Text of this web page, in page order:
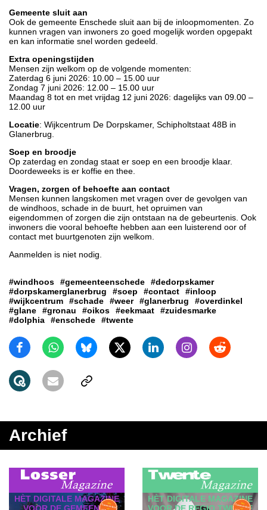
Gemeente sluit aan
Ook de gemeente Enschede sluit aan bij de inloopmomenten. Zo
kunnen vragen van inwoners zo goed mogelijk worden opgepakt
en kan informatie snel worden gedeeld.
Extra openingstijden
Mensen zijn welkom op de volgende momenten:
Zaterdag 6 juni 2026: 10.00 – 15.00 uur
Zondag 7 juni 2026: 12.00 – 15.00 uur
Maandag 8 tot en met vrijdag 12 juni 2026: dagelijks van 09.00 –
12.00 uur
Locatie: Wijkcentrum De Dorpskamer, Schipholtstaat 48B in
Glanerbrug.
Soep en broodje
Op zaterdag en zondag staat er soep en een broodje klaar.
Doordeweeks is er koffie en thee.
Vragen, zorgen of behoefte aan contact
Mensen kunnen langskomen met vragen over de gevolgen van
de windhoos, schade in de buurt, het opruimen van
eigendommen of zorgen die zijn ontstaan na de gebeurtenis. Ook
inwoners die vooral behoefte hebben aan een luisterend oor of
contact met buurtgenoten zijn welkom.
Aanmelden is niet nodig.
#windhoos #gemeenteenschede
#dedorpskamer
#dorpskamerglanerbrug
#soep #contact
#inloop
#wijkcentrum
#schade #weer #glanerbrug
#overdinkel
#glane
#gronau #oikos #eekmaat
#zuidesmarke
#dolphia
#enschede #twente
Archief
HÈT DIGITALE MAGAZINE
VOOR DE GEMEENTE
HÈT DIGITALE MAGAZINE